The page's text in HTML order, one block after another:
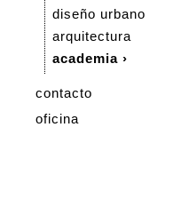
diseño urbano
arquitectura
academia ›
contacto
oficina